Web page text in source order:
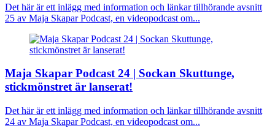
Det här är ett inlägg med information och länkar tillhörande avsnitt
25 av Maja Skapar Podcast, en videopodcast om...
Maja Skapar Podcast 24 | Sockan Skuttunge,
stickmönstret är lanserat!
Det här är ett inlägg med information och länkar tillhörande avsnitt
24 av Maja Skapar Podcast, en videopodcast om...